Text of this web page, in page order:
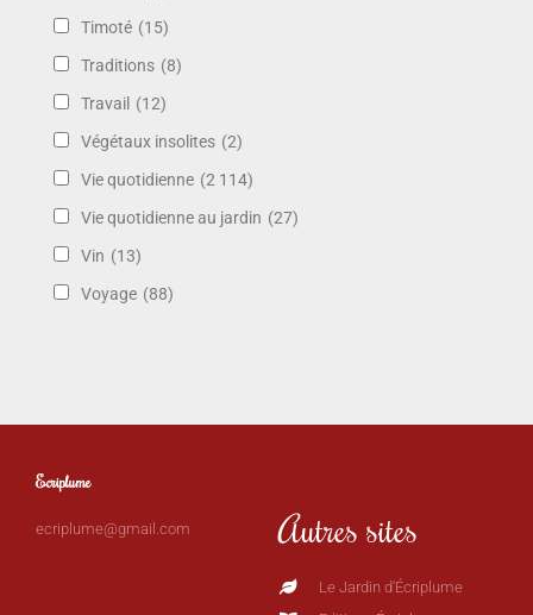
Timoté (15)
Traditions (8)
Travail (12)
Végétaux insolites (2)
Vie quotidienne (2 114)
Vie quotidienne au jardin (27)
Vin (13)
Voyage (88)
Ecriplume
ecriplume@gmail.com Autres sites
Le Jardin d'Écriplume